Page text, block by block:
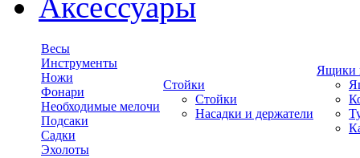
Аксессуары
Весы
Инструменты
Ножи
Фонари
Необходимые мелочи
Подсаки
Садки
Эхолоты
Стойки
Стойки
Насадки и держатели
Ящики